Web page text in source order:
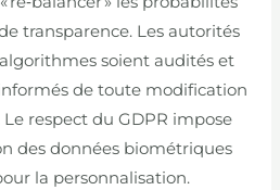
transparence. Les autorités
soient audités et
de toute modification
respect du GDPR impose
des données biométriques
la personnalisation.